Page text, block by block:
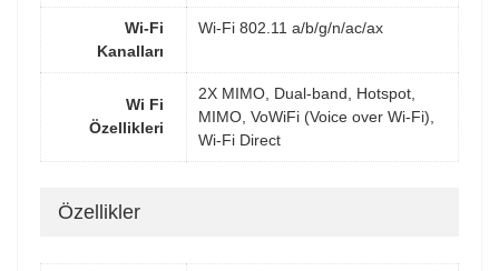
Wi-Fi
Kanalları
Wi-Fi 802.11 a/b/g/n/ac/ax
Wi Fi
Özellikleri
2X MIMO, Dual-band, Hotspot,
MIMO, VoWiFi (Voice over Wi-Fi),
Wi-Fi Direct
Özellikler